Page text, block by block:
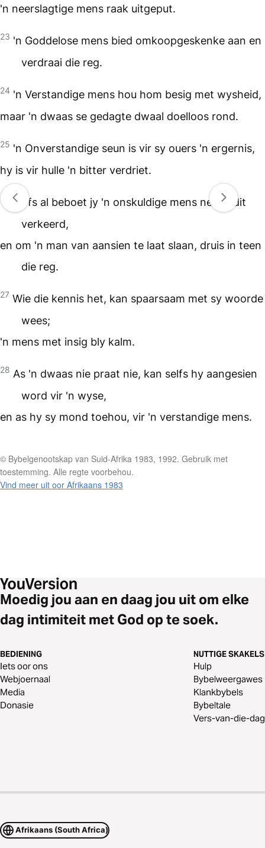
'n neerslagtige mens raak uitgeput.
23 'n Goddelose mens bied omkoopgeskenke aan en
verdraai die reg.
24 'n Verstandige mens hou hom besig met wysheid,
maar 'n dwaas se gedagte dwaal doelloos rond.
25 'n Onverstandige seun is vir sy ouers 'n ergernis,
hy is vir hulle 'n bitter verdriet.
26
Selfs al beboet jy 'n onskuldige mens net, is dit
verkeerd,
en om 'n man van aansien te laat slaan, druis in teen
die reg.
27 Wie die kennis het, kan spaarsaam met sy woorde
wees;
'n mens met insig bly kalm.
28 As 'n dwaas nie praat nie, kan selfs hy aangesien
word vir 'n wyse,
en as hy sy mond toehou, vir 'n verstandige mens.
© Bybelgenootskap van Suid-Afrika 1983, 1992. Gebruik met
toestemming. Alle regte voorbehou.
Vind meer uit oor Afrikaans 1983
Moedig jou aan en daag jou uit om elke
dag intimiteit met God op te soek.
BEDIENING
Iets oor ons
Webjoernaal
Media
Donasie
NUTTIGE SKAKELS
Hulp
Bybelweergawes
Klankbybels
Bybeltale
Vers-van-die-dag
Afrikaans (South Africa)